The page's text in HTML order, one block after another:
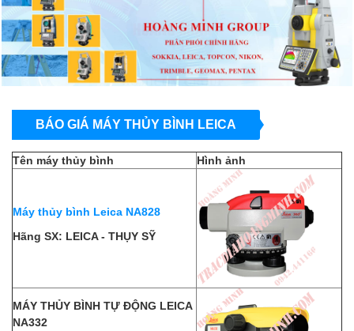
BÁO GIÁ MÁY THỦY BÌNH LEICA
Tên máy thủy bình Hình ảnh
Máy thủy bình Leica NA828
Hãng SX: LEICA - THỤY SỸ
MÁY THỦY BÌNH TỰ ĐỘNG LEICA
NA332